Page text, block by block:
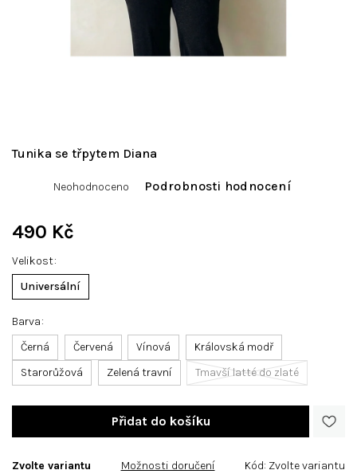
Velikost
Universální
Barva
Černá
Červená Vínová
Královská modř
Starorůžová
Zelená travní Tmavší latté do zlaté
490 Kč
Zvolte variantu
Možnosti doručení Kód: Zvolte variantu
Tunika se třpytem Diana
hodnocení
je
0,0
z
hvězdiček.
Neohodnoceno Podrobnosti hodnocení